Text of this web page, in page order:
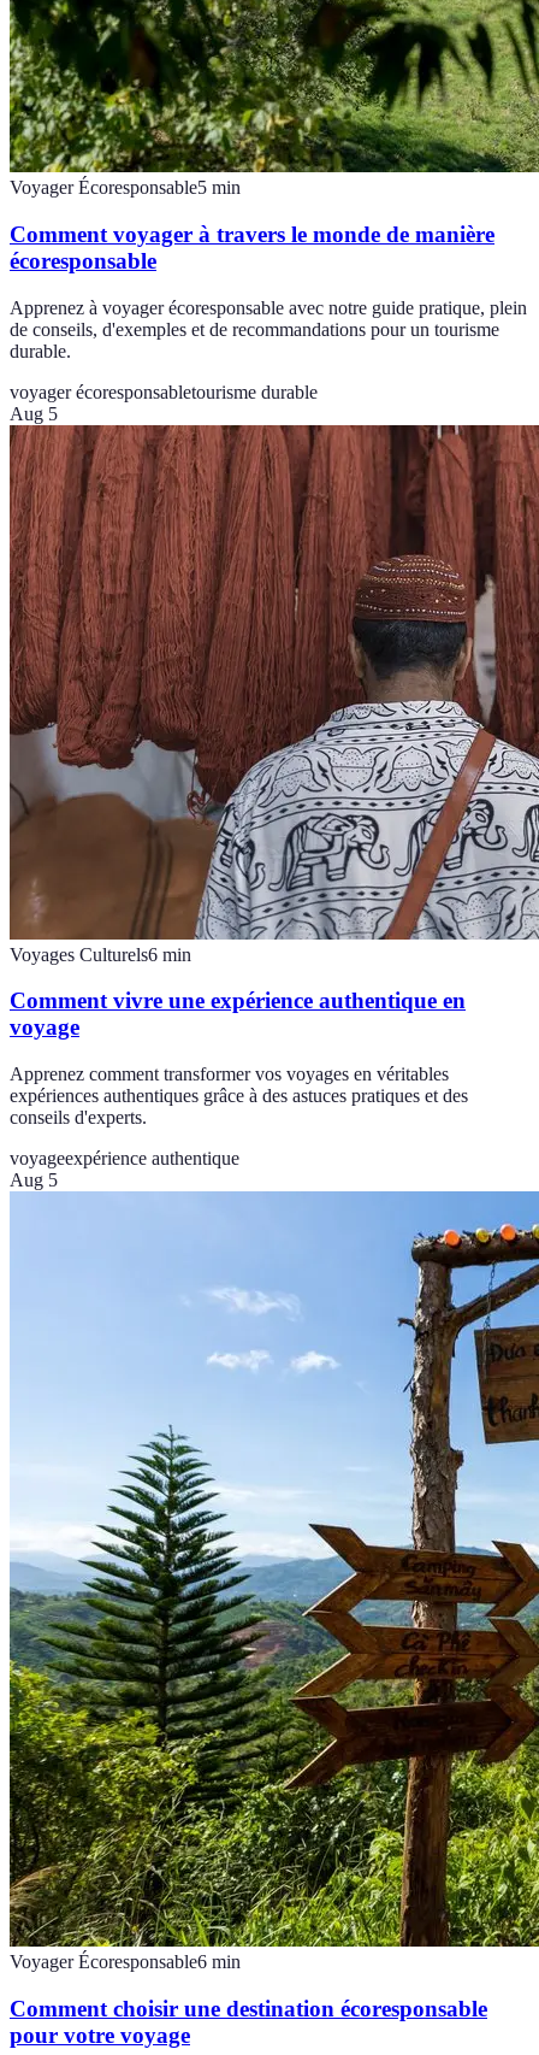
Voyager Écoresponsable5 min
Comment voyager à travers le monde de manière
écoresponsable
Apprenez à voyager écoresponsable avec notre guide pratique, plein
de conseils, d'exemples et de recommandations pour un tourisme
durable.
voyager écoresponsabletourisme durable
Aug 5
Voyages Culturels6 min
Comment vivre une expérience authentique en
voyage
Apprenez comment transformer vos voyages en véritables
expériences authentiques grâce à des astuces pratiques et des
conseils d'experts.
voyageexpérience authentique
Aug 5
Voyager Écoresponsable6 min
Comment choisir une destination écoresponsable
pour votre voyage